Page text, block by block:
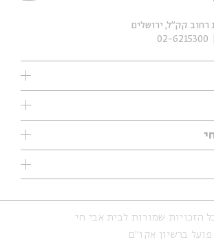
02-6215300
ברשיון אקו״ם